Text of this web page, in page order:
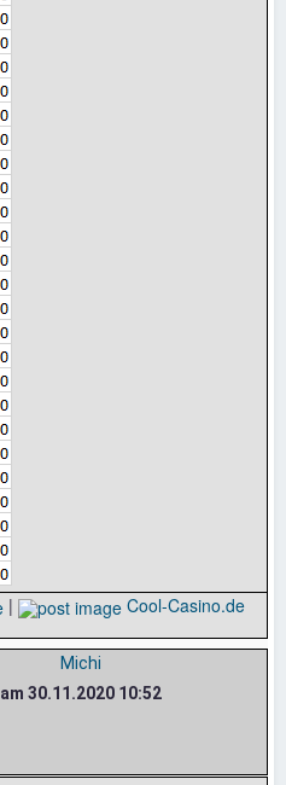
| Cool-Casino.de
Michi
am 30.11.2020 10:52